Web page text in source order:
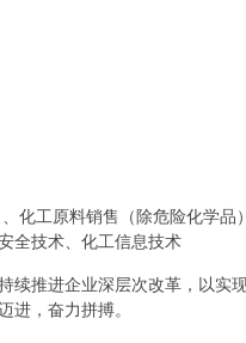
化工原料销售（除危险化学品
全技术、化工信息技术
续推进企业深层次改革，以实
进，奋力拼搏。